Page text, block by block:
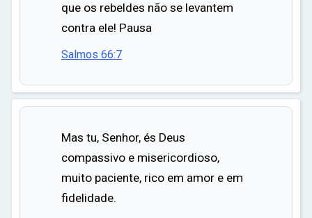
que os rebeldes não se levantem
contra ele! Pausa
Salmos 66:7
Mas tu, Senhor, és Deus
compassivo e misericordioso,
muito paciente, rico em amor e em
fidelidade.